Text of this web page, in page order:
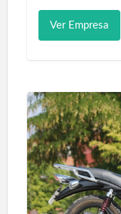
Manicura,
depilación y
Shopping
manos y pies
Premium
Canaria by
Pretty nails
Manicures,
Ver Empresa